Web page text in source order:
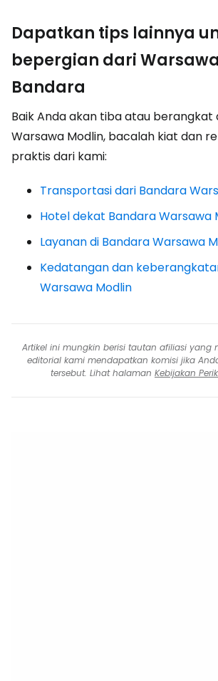
Dapatkan tips lainnya
bepergian dari
Bandara
Baik Anda akan tiba atau berangkat
Warsawa Modlin, bacalah kiat dan
praktis dari kami:
Transportasi dari Bandara
Hotel dekat Bandara Warsawa
Layanan di Bandara Warsawa
Kedatangan dan
Warsawa Modlin
Artikel ini mungkin berisi tautan afiliasi yang
editorial kami mendapatkan komisi jika
tersebut. Lihat halaman Kebijakan